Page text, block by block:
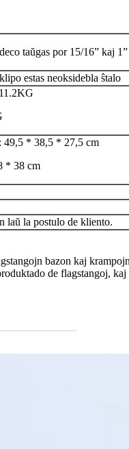
taŭgas por 15/16” kaj
estas neoksidebla ŝtalo
49,5 * 38,5 * 27,5 cm
* 38 cm
laŭ la postulo de kliento.
bazon kaj
de flagstangoj,